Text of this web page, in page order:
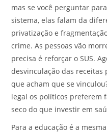
mas se você perguntar
sistema, elas falam da
privatização e
crime. As pessoas vão
precisa é reforçar o SUS.
desvinculação das receitas
que acham que se
legal os políticos preferem
seco do que investir em
Para a educação é a